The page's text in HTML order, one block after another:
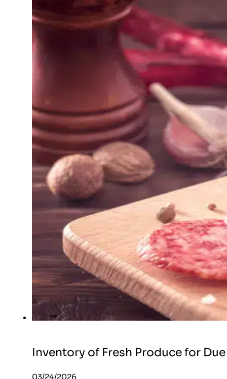
Inventory of Fresh Produce for
03/24/2026